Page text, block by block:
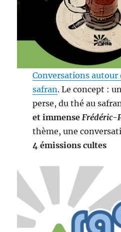
Conversations autour
safran. Le concept :
perse, du thé au
et immense Frédéric-
thème, une
4 émissions cultes